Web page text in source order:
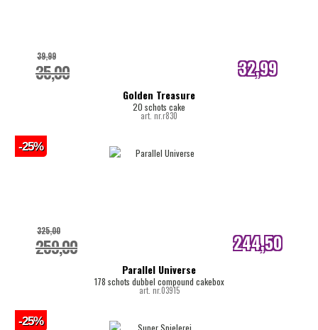
Golden Treasure
20 schots cake
art. nr.r830
35,00
39,99 32,99
internetprijs
Parallel Universe
178 schots dubbel compound cakebox
art. nr.03915
259,00
325,00 244,50
internetprijs
-25%
-25%